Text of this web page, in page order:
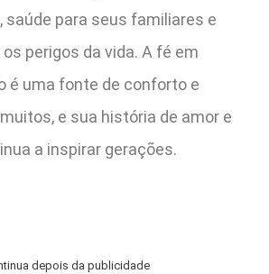
saúde para seus familiares e
perigos da vida. A fé em
é uma fonte de conforto e
e sua história de amor e
a inspirar gerações.
depois da publicidade